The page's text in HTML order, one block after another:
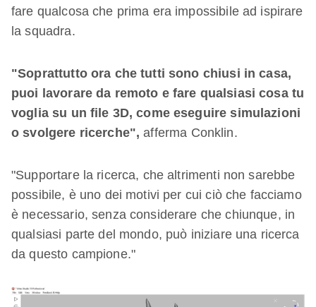
fare qualcosa che prima era impossibile ad ispirare
la squadra.
"Soprattutto ora che tutti sono chiusi in casa,
puoi lavorare da remoto e fare qualsiasi cosa tu
voglia su un file 3D, come eseguire simulazioni
o svolgere ricerche", afferma Conklin.
"Supportare la ricerca, che altrimenti non sarebbe
possibile, è uno dei motivi per cui ciò che facciamo
è necessario, senza considerare che chiunque, in
qualsiasi parte del mondo, può iniziare una ricerca
da questo campione."